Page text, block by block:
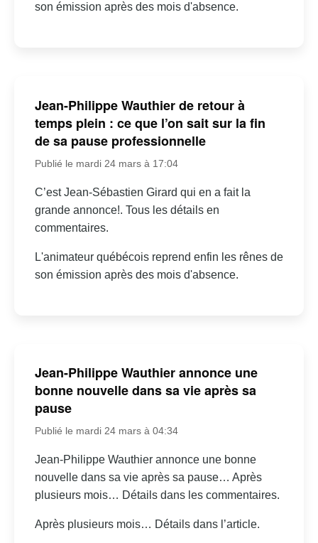
son émission après des mois d'absence.
Jean-Philippe Wauthier de retour à
temps plein : ce que l’on sait sur la fin
de sa pause professionnelle
Publié le mardi 24 mars à 17:04
C’est Jean-Sébastien Girard qui en a fait la
grande annonce!. Tous les détails en
commentaires.
L'animateur québécois reprend enfin les rênes de
son émission après des mois d'absence.
Jean-Philippe Wauthier annonce une
bonne nouvelle dans sa vie après sa
pause
Publié le mardi 24 mars à 04:34
Jean-Philippe Wauthier annonce une bonne
nouvelle dans sa vie après sa pause… Après
plusieurs mois… Détails dans les commentaires.
Après plusieurs mois… Détails dans l’article.